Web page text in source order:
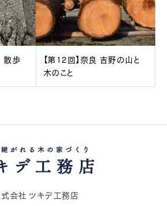
散歩
【第12回】奈良 吉野の山と
木のこと
会社 ツキデ工務店